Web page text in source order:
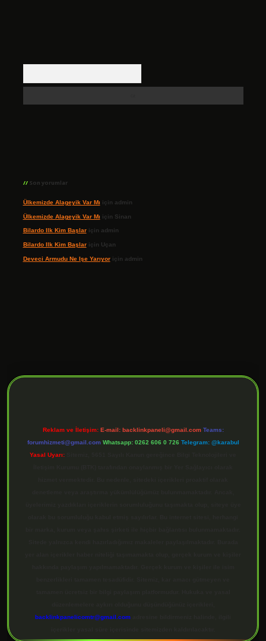
Son yorumlar
Ülkemizde Alageyik Var Mı için admin
Ülkemizde Alageyik Var Mı için Sinan
Bilardo Ilk Kim Başlariçin admin
Bilardo Ilk Kim Başlariçin Uçan
Deveci Armudu Ne Işe Yarıyoriçin admin
Reklam ve İletişim: E-mail: backlinkpaneli@gmail.com Teams:
forumhizmeti@gmail.com Whatsapp: 0262 606 0 726 Telegram: @karabul
Yasal Uyarı:
backlinkpanelicomtr@gmail.com